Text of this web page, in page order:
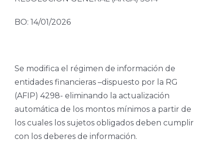
BO: 14/01/2026
Se modifica el régimen de información de
entidades financieras –dispuesto por la RG
(AFIP) 4298- eliminando la actualización
automática de los montos mínimos a partir de
los cuales los sujetos obligados deben cumplir
con los deberes de información.